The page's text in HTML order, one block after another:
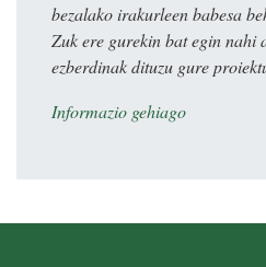
bezalako irakurleen babesa
Zuk ere gurekin bat egin nahi
ezberdinak dituzu gure
Informazio gehiago